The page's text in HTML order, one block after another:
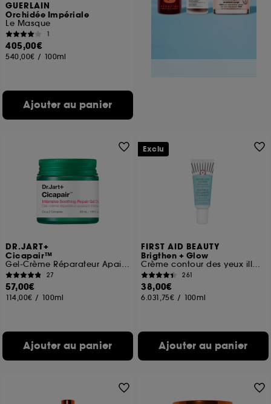
GUERLAIN
Orchidée Impériale
Le Masque
1
405,00€
540,00€ / 100ml
Ajouter au panier
DR.JART+
Cicapair™
Gel-Crème Réparateur Apaisant Intense
27
57,00€
114,00€ / 100ml
Ajouter au panier
FIRST AID BEAUTY
Brigthen + Glow
Crème contour des yeux illuminatrice à la Niacinamide
261
38,00€
6.031,75€ / 100ml
Ajouter au panier
Exclu